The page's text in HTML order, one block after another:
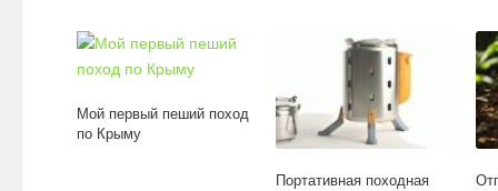
Мой первый пеший поход
по Крыму
Портативная походная